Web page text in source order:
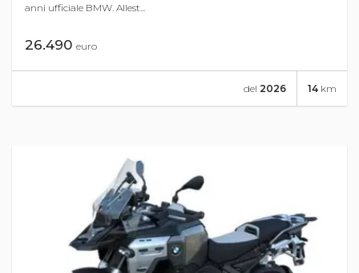
anni ufficiale BMW. Allest...
26.490 euro
14 km
del 2026